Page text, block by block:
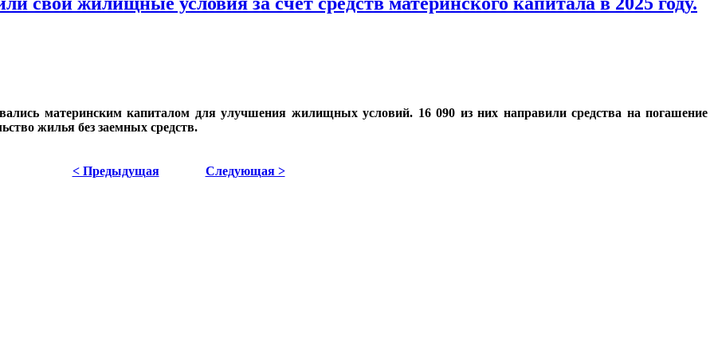
материнским капиталом для улучшения жилищных условий. 16 090 из них направили средства на погашение
жилья без заемных средств.
< Предыдущая Следующая >